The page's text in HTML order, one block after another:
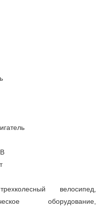
велосипед,
оборудование,